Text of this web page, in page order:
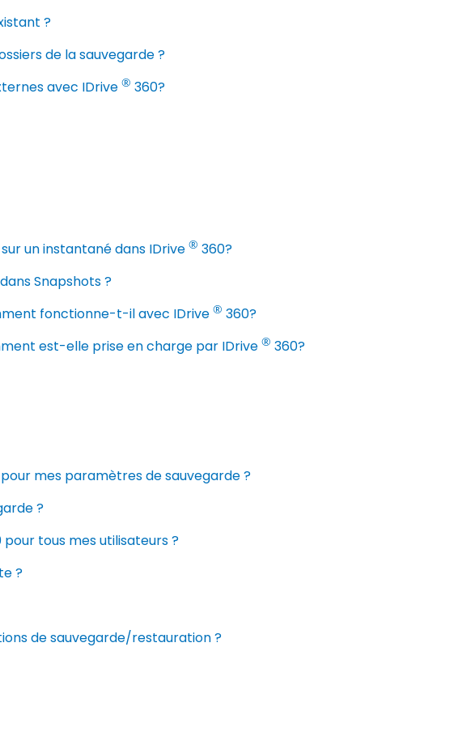
?
de la sauvegarde ?
avec IDrive ® 360?
un instantané dans IDrive ® 360?
Snapshots ?
fonctionne-t-il avec IDrive ® 360?
est-elle prise en charge par IDrive ® 360?
mes paramètres de sauvegarde ?
?
tous mes utilisateurs ?
?
de sauvegarde/restauration ?